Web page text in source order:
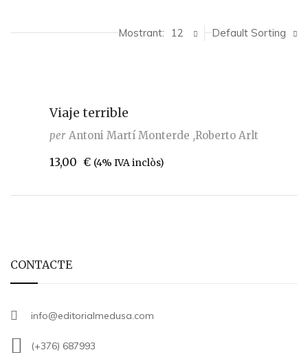
Default Sorting
Mostrant: 12
Viaje terrible
per Antoni Martí Monterde Roberto Arlt
13,00 € (4% IVA inclòs)
CONTACTE
info@editorialmedusa.com
(+376) 687993